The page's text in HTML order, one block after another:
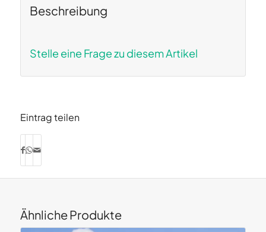
Beschreibung
Stelle eine Frage zu diesem Artikel
Eintrag teilen
Ähnliche Produkte